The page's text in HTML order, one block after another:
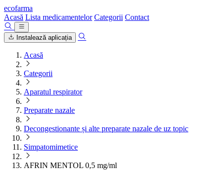
ecofarma
Acasă Lista medicamentelor Categorii Contact
Instalează aplicația
Acasă
Categorii
Aparatul respirator
Preparate nazale
Decongestionante și alte preparate nazale de uz topic
Simpatomimetice
AFRIN MENTOL 0,5 mg/ml